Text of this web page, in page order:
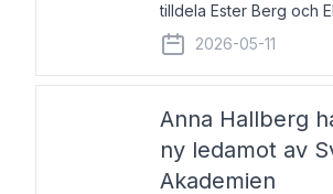
tilldela Ester Berg och
Michaelsdotter
debutantpris för år
nyinstiftat och syftar till
2026-05-11
Anna Hallberg
ny ledamot av
Akademien